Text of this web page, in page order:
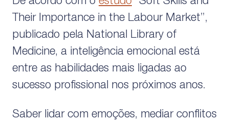
Their Importance in the Labour Market”,
publicado pela National Library of
Medicine, a inteligência emocional está
entre as habilidades mais ligadas ao
sucesso profissional nos próximos anos.
Saber lidar com emoções, mediar conflitos